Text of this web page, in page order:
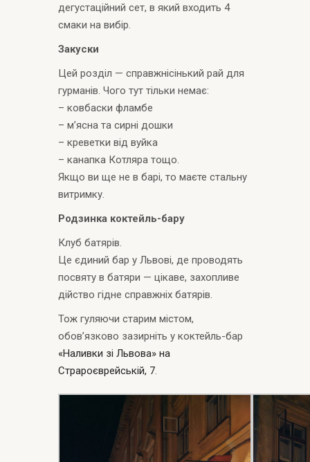
дегустаційний сет, в який входить 4
смаки на вибір.
Закуски
Цей розділ — справжнісінький рай для
гурманів. Чого тут тільки немає:
– ковбаски фламбе
– м’ясна та сирні дошки
– креветки від вуйка
– канапка Котляра тощо.
Якщо ви ще не в барі, то маєте стальну
витримку.
Родзинка коктейль-бару
Клуб батярів.
Це єдиний бар у Львові, де проводять
посвяту в батяри — цікаве, захопливе
дійство гідне справжніх батярів.
Тож гуляючи старим містом,
обов’язково зазирніть у коктейль-бар
«Наливки зі Львова» на
Страроєврейській, 7.